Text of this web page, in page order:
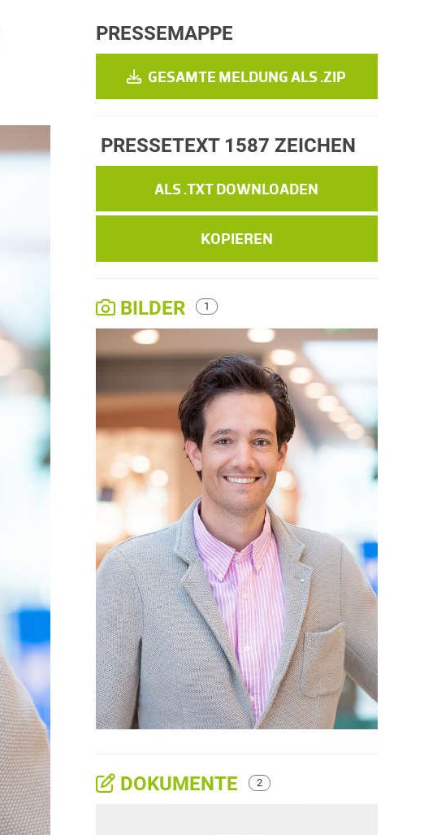
PRESSEMAPPE
GESAMTE MELDUNG ALS .ZIP
PRESSETEXT 1587 ZEICHEN
ALS .TXT DOWNLOADEN
KOPIEREN
BILDER 1
DOKUMENTE 2